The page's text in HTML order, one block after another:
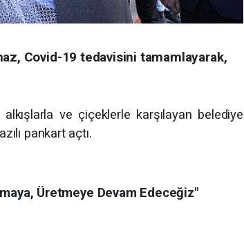
Covid-19 tedavisini tamamlayarak,
ve çiçeklerle karşılayan belediye
pankart açtı.
Üretmeye Devam Edeceğiz"